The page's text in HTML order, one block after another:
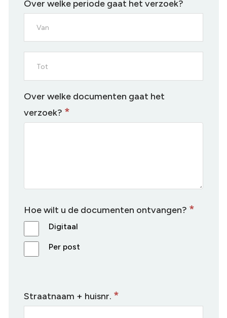
Over welke periode gaat het verzoek?
Over welke documenten gaat het
verzoek? *
Hoe wilt u de documenten ontvangen? *
Digitaal
Per post
Straatnaam + huisnr. *